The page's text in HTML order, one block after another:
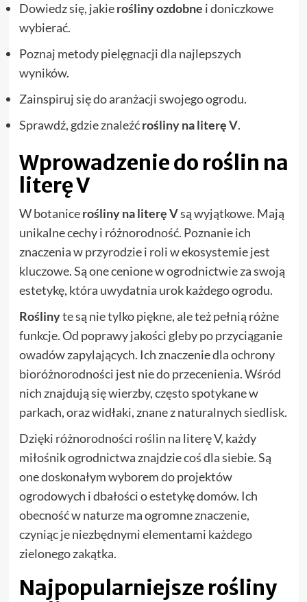
Dowiedz się, jakierośliny ozdobne i doniczkowe
wybierać.
Poznaj metody pielęgnacji dla najlepszych
wyników.
Zainspiruj się do aranżacji swojego ogrodu.
Sprawdź, gdzie znaleźćrośliny na literę V.
Wprowadzenie do roślin na
literę V
W botanicerośliny na literę Vsą wyjątkowe. Mają
unikalne cechy i różnorodność. Poznanie ich
znaczenia w przyrodzie i roli w ekosystemie jest
kluczowe. Są one cenione w ogrodnictwie za swoją
estetykę, która uwydatnia urok każdego ogrodu.
Roślinyte są nie tylko piękne, ale też pełnią różne
funkcje. Od poprawy jakości gleby po przyciąganie
owadów zapylających. Ich znaczenie dla ochrony
bioróżnorodności jest nie do przecenienia. Wśród
nich znajdują się wierzby, często spotykane w
parkach, oraz widłaki, znane z naturalnych siedlisk.
Dzięki różnorodności roślin na literę V, każdy
miłośnik ogrodnictwa znajdzie coś dla siebie. Są
one doskonałym wyborem do projektów
ogrodowych i dbałości o estetykę domów. Ich
obecność w naturze ma ogromne znaczenie,
czyniąc je niezbędnymi elementami każdego
zielonego zakątka.
Najpopularniejsze rośliny